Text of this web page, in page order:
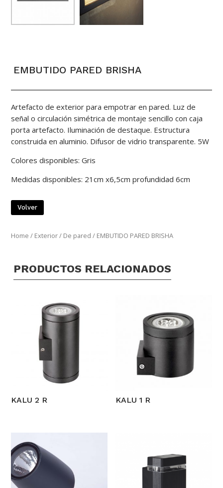
EMBUTIDO PARED BRISHA
Artefacto de exterior para empotrar en pared. Luz de
señal o circulación simétrica de montaje sencillo con caja
porta artefacto. Iluminación de destaque. Estructura
construida en aluminio. Difusor de vidrio transparente. 5W
Colores disponibles: Gris
Medidas disponibles: 21cm x6,5cm profundidad 6cm
Volver
Home / Exterior/ De pared / EMBUTIDO PARED BRISHA
PRODUCTOS RELACIONADOS
KALU 2 R KALU 1 R